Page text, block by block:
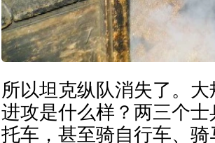
所以坦克纵队消失了。
进攻是什么样？两三个
托车，甚至骑自行车、骑